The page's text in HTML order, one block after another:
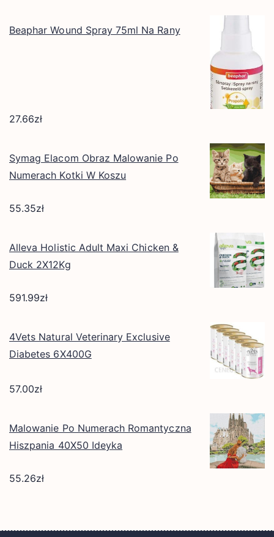
Beaphar Wound Spray 75ml Na Rany
27.66zł
Symag Elacom Obraz Malowanie Po
Numerach Kotki W Koszu
55.35zł
Alleva Holistic Adult Maxi Chicken &
Duck 2X12Kg
591.99zł
4Vets Natural Veterinary Exclusive
Diabetes 6X400G
57.00zł
Malowanie Po Numerach Romantyczna
Hiszpania 40X50 Ideyka
55.26zł